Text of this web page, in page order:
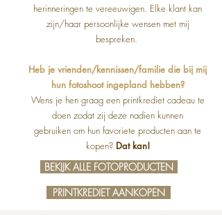
herinneringen te vereeuwigen. Elke klant kan
zijn/haar persoonlijke wensen met mij
bespreken.
Heb je vrienden/kennissen/familie die bij mij
hun fotoshoot ingepland hebben?
Wens je hen graag een printkrediet cadeau te
doen zodat zij deze nadien kunnen
gebruiken om hun favoriete producten aan te
kopen? Dat kan!
BEKIJK ALLE FOTOPRODUCTEN
PRINTKREDIET AANKOPEN